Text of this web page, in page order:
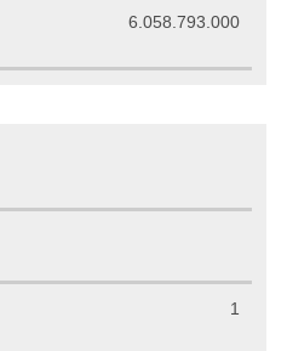
6.058.793.000
1